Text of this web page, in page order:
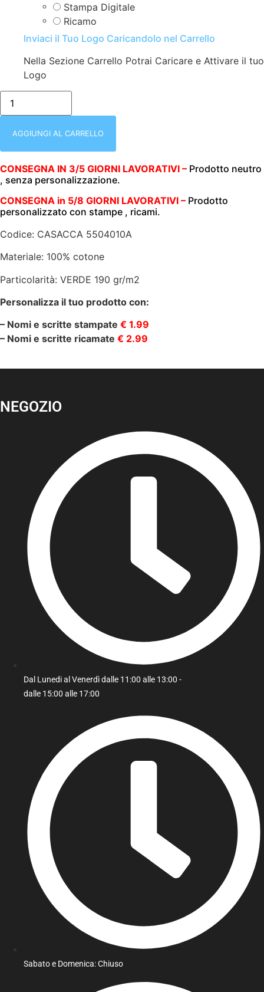
Stampa Digitale
Ricamo
Inviaci il Tuo Logo Caricandolo nel Carrello
Nella Sezione Carrello Potrai Caricare e Attivare il tuo
Logo
COMPLETO
CASACCA
CERNIERA
IN
CON
2
TASCHE
|
VASCO
VERDE
EGOCHEF
UNISEX
100%
COTONE
190
quantità
AGGIUNGI AL CARRELLO
CONSEGNA IN 3/5 GIORNI LAVORATIVI – Prodotto neutro
, senza personalizzazione.
CONSEGNA in 5/8 GIORNI LAVORATIVI – Prodotto
personalizzato con stampe , ricami.
Codice: CASACCA 5504010A
Materiale: 100% cotone
Particolarità: VERDE 190 gr/m2
Personalizza il tuo prodotto con:
– Nomi e scritte stampate € 1.99
– Nomi e scritte ricamate € 2.99
NEGOZIO
Dal Lunedi al Venerdì dalle 11:00 alle 13:00 -
dalle 15:00 alle 17:00
Sabato e Domenica: Chiuso